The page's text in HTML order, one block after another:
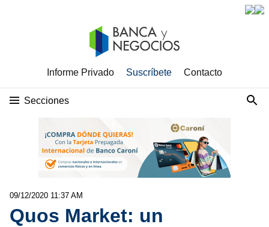
Informe Privado Suscríbete Contacto
Secciones
09/12/2020 11:37 AM
Quos Market: un